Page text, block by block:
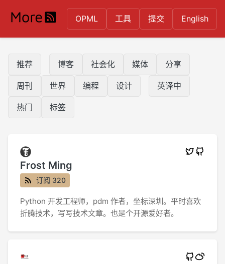
OPML 工具 提交 English
推荐 博客 社会化 媒体 分享
周刊 世界 编程 设计 英译中
热门 标签
Frost Ming
订阅 320
Python 开发工程师，pdm 作者，坐标深圳。平时喜欢
折腾技术，写写技术文章。也是个开源爱好者。